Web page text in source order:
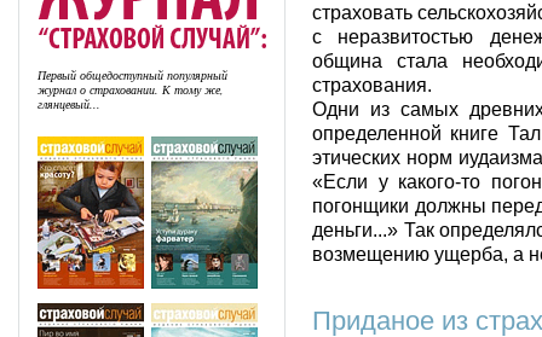
Первый общедоступный популярный
журнал о страховании. К тому же,
глянцевый...
страховать
с неразвитостью
община стала
страхования.
Одни из самых
определенной книге
этических норм
«Если у какого-то
погонщики должны
деньги...» Так
возмещению ущерба, а
Приданое из